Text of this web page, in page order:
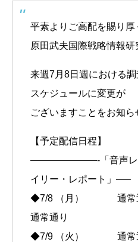
平素よりご高配を賜り厚
原田武夫国際戦略情報研
来週7月8日週における
スケジュールに変更が
ございますことをお知ら
【予定配信日程】
———————-「音声レ
イリー・レポート」—–
◆7/8 （月
通常通り
◆7/9 （火